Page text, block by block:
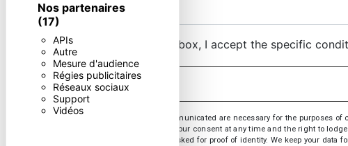
Nos partenaires
(17)
APIs
Autre
Mesure d'audience
Régies publicitaires
Réseaux sociaux
Support
Vidéos
By checking this box, I accept the specific
** The personal data communicated are necessary for the purposes
opposition, withdrawal of your consent at any time and the right to
or by email. You may be asked for proof of identity. We keep your